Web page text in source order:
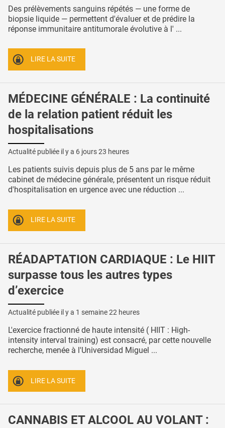
Des prélèvements sanguins répétés — une forme de
biopsie liquide — permettent d'évaluer et de prédire la
réponse immunitaire antitumorale évolutive à l' ...
LIRE LA SUITE
MÉDECINE GÉNÉRALE : La continuité
de la relation patient réduit les
hospitalisations
Actualité publiée il y a 6 jours 23 heures
Les patients suivis depuis plus de 5 ans par le même
cabinet de médecine générale, présentent un risque réduit
d'hospitalisation en urgence avec une réduction ...
LIRE LA SUITE
RÉADAPTATION CARDIAQUE : Le HIIT
surpasse tous les autres types
d’exercice
Actualité publiée il y a 1 semaine 22 heures
L'exercice fractionné de haute intensité ( HIIT : High-
intensity interval training) est consacré, par cette nouvelle
recherche, menée à l'Universidad Miguel ...
LIRE LA SUITE
CANNABIS ET ALCOOL AU VOLANT :